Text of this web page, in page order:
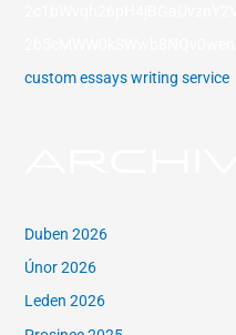
custom essays writing service:
Duben 2026
Únor 2026
Leden 2026